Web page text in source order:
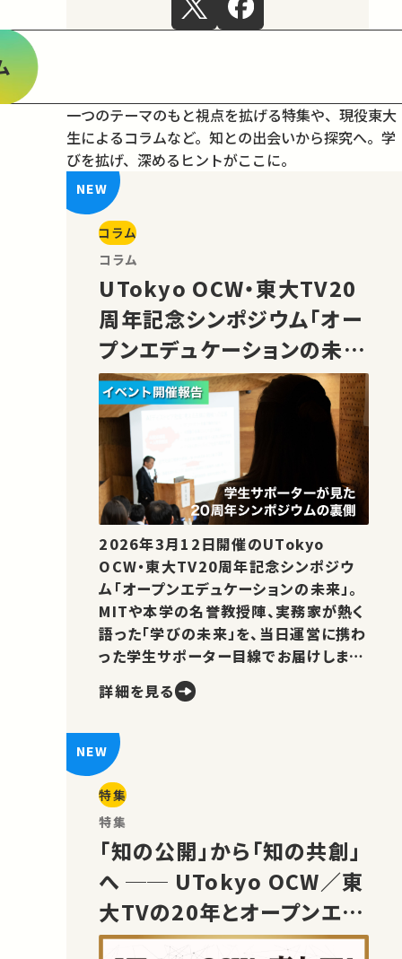
一つのテーマのもと視点を拡げる特集や、現役東大
生によるコラムなど。 知との出会いから探究へ。学
びを拡げ、深めるヒントがここに。
コラム
コラム
UTokyo OCW・東大TV20
周年記念シンポジウム「オー
プンエデュケーションの未
来」の様子をご紹介！
2026年3月12日開催のUTokyo
OCW・東大TV20周年記念シンポジウ
ム「オープンエデュケーションの未来」。
MITや本学の名誉教授陣、実務家が熱く
語った「学びの未来」を、当日運営に携わ
った学生サポーター目線でお届けしま
詳細を見る
特集
特集
「知の公開」から「知の共創」
へ ── UTokyo OCW／東
大TVの20年とオープンエデ
ュケーションの未来